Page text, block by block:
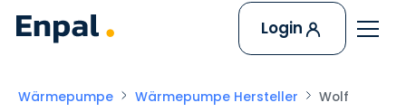
Login
Wärmepumpe Wärmepumpe Hersteller Wolf